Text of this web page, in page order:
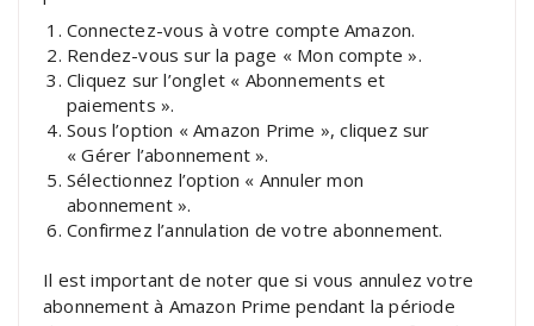
Connectez-vous à votre compte Amazon.
Rendez-vous sur la page « Mon compte ».
Cliquez sur l’onglet « Abonnements et
paiements ».
Sous l’option « Amazon Prime », cliquez sur
« Gérer l’abonnement ».
Sélectionnez l’option « Annuler mon
abonnement ».
Confirmez l’annulation de votre abonnement.
Il est important de noter que si vous annulez votre
abonnement à Amazon Prime pendant la période